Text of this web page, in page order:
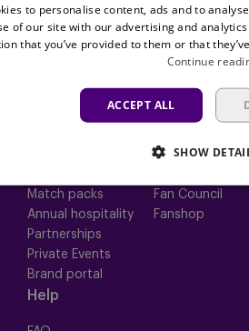
Teams
Neerpede
Tickets
Match tickets
Share your ticket
Match packs
Annual hospitality
Partnerships
Private Events
Brand portal
Fan
Fan Council
Fanshop
Help
to personalise content, ads and to
of our site with our advertising and
that you’ve provided to them or that
Continue
ACCEPT ALL
SHOW